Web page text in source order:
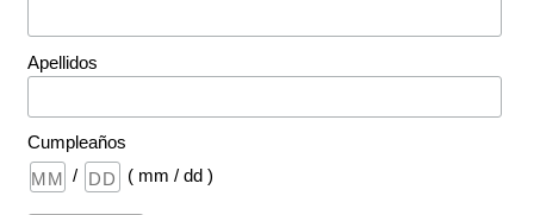
Apellidos
Cumpleaños
/
( mm / dd )